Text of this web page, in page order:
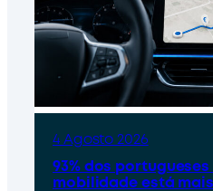
4 Agosto 2026
93% dos
mobilidade está mais